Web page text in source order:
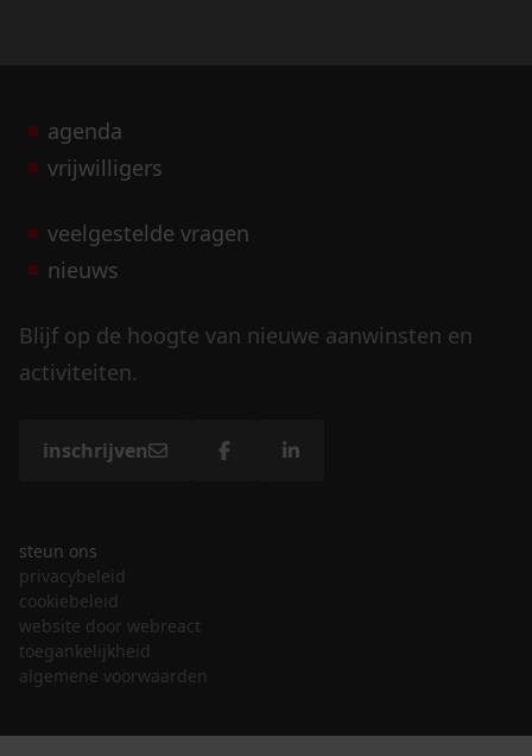
agenda
vrijwilligers
veelgestelde vragen
nieuws
Blijf op de hoogte van nieuwe aanwinsten en
activiteiten.
inschrijven
steun ons
privacybeleid
cookiebeleid
website door webreact
toegankelijkheid
algemene voorwaarden